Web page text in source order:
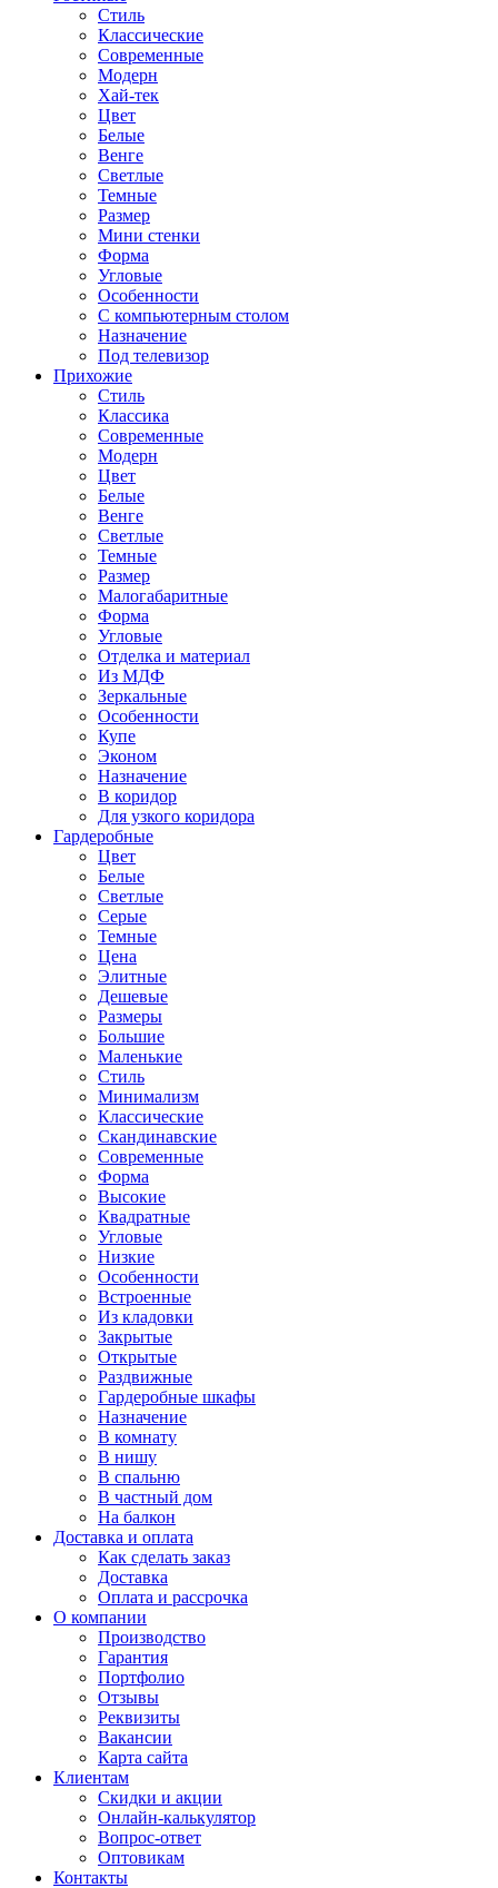
Стиль
Классические
Современные
Модерн
Хай-тек
Цвет
Белые
Венге
Светлые
Темные
Размер
Мини стенки
Форма
Угловые
Особенности
С компьютерным столом
Назначение
Под телевизор
Прихожие
Стиль
Классика
Современные
Модерн
Цвет
Белые
Венге
Светлые
Темные
Размер
Малогабаритные
Форма
Угловые
Отделка и материал
Из МДФ
Зеркальные
Особенности
Купе
Эконом
Назначение
В коридор
Для узкого коридора
Гардеробные
Цвет
Белые
Светлые
Серые
Темные
Цена
Элитные
Дешевые
Размеры
Большие
Маленькие
Стиль
Минимализм
Классические
Скандинавские
Современные
Форма
Высокие
Квадратные
Угловые
Низкие
Особенности
Встроенные
Из кладовки
Закрытые
Открытые
Раздвижные
Гардеробные шкафы
Назначение
В комнату
В нишу
В спальню
В частный дом
На балкон
Доставка и оплата
Как сделать заказ
Доставка
Оплата и рассрочка
О компании
Производство
Гарантия
Портфолио
Отзывы
Реквизиты
Вакансии
Карта сайта
Клиентам
Скидки и акции
Онлайн-калькулятор
Вопрос-ответ
Оптовикам
Контакты